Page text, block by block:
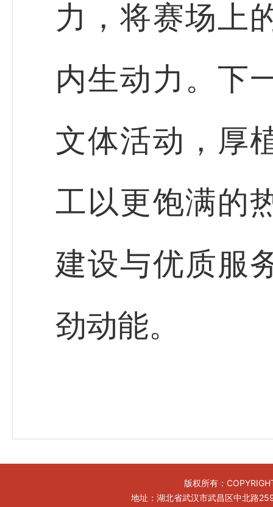
力，将赛场上
内生动力。下
文体活动，厚
工以更饱满的
建设与优质服
劲动能。
版权所有：
地址：湖北省武汉市武昌区中北